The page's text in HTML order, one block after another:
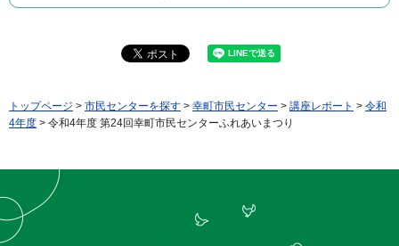
トップページ > 市民センターを探す > 幸町市民センター > 講座レポート > 令和
4年度 > 令和4年度 第24回幸町市民センターふれあいまつり